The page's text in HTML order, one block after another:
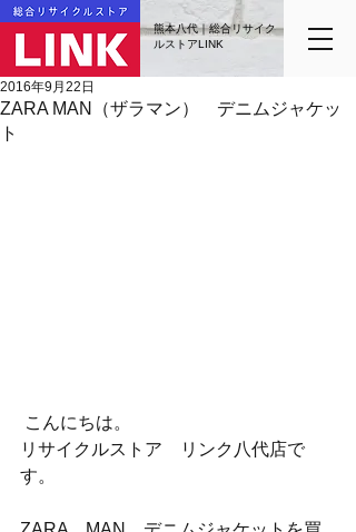
熊本八代｜総合リサイク
ルストアLINK
ZARA MAN（ザラマン） デニムジャケッ
ト
2016年9月22日
こんにちは。
リサイクルストア　リンク八代店で
す。